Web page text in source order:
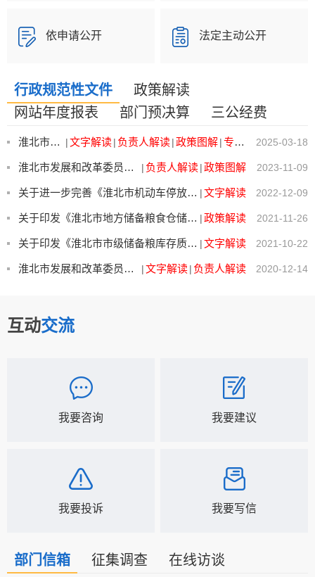
依申请公开 法定主动公开
行政规范性文件
政策解读
网站年度报表
部门预决算 三公经费
|文字解读| 负责人解读|政策图解|专家解读
淮北市发展改革委关于建立工业蒸汽价格联动协调机制的意见（试行） 2025-03-18
| 负责人解读|政策图解
淮北市发展和改革委员会中国人民银行淮北市分行淮北市地方金融监督管理局 关于印发《淮北市诚信企业、信... 2023-11-09
|文字解读
关于进一步完善《淮北市机动车停放服务收费管理实施细则》的通知 2022-12-09
|政策解读
关于印发《淮北市地方储备粮食仓储管理规定》的通知 2021-11-26
|文字解读
关于印发《淮北市市级储备粮库存质量管理办法》的通知 2021-10-22
|文字解读| 负责人解读
淮北市发展和改革委员会 淮北市交通运输局 关于调整淮北市城区客运出租车（巡游车）运价的通知 2020-12-14
互动交流
我要咨询 我要建议
我要投诉 我要写信
部门信箱 征集调查 在线访谈